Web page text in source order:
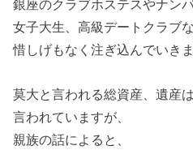
銀座のクラブホステスやナンパ
女子大生、高級デートクラブ
惜しげもなく注ぎ込んでいきま
莫大と言われる総資産、遺産
言われていますが、
親族の話によると、